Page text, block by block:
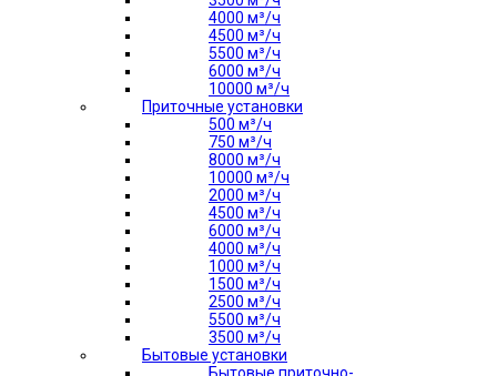
4000 м³/ч
4500 м³/ч
5500 м³/ч
6000 м³/ч
10000 м³/ч
Приточные установки
500 м³/ч
750 м³/ч
8000 м³/ч
10000 м³/ч
2000 м³/ч
4500 м³/ч
6000 м³/ч
4000 м³/ч
1000 м³/ч
1500 м³/ч
2500 м³/ч
5500 м³/ч
3500 м³/ч
Бытовые установки